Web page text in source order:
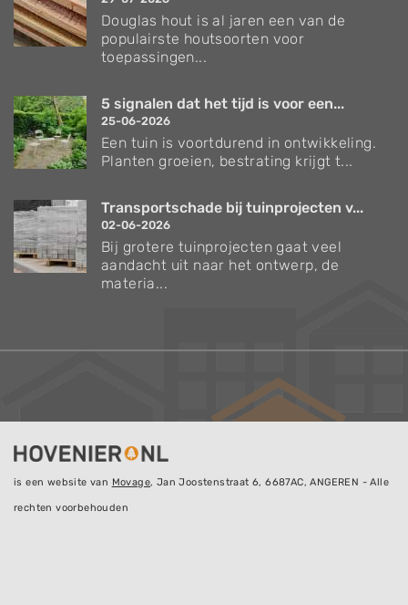
Douglas hout is al jaren een van de
populairste houtsoorten voor
toepassingen...
5 signalen dat het tijd is voor een...
25-06-2026
Een tuin is voortdurend in ontwikkeling.
Planten groeien, bestrating krijgt t...
Transportschade bij tuinprojecten v...
02-06-2026
Bij grotere tuinprojecten gaat veel
aandacht uit naar het ontwerp, de
materia...
is een website van Movage, Jan Joostenstraat 6, 6687AC, ANGEREN - Alle
rechten voorbehouden